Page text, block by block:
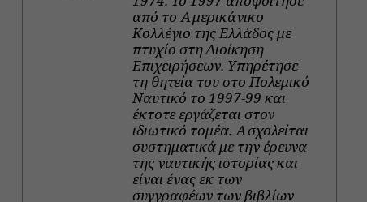
από το Αμερικάνικο
Κολλέγιο της Ελλάδος με
πτυχίο στη Διοίκηση
Επιχειρήσεων. Υπηρέτησε
τη θητεία του στο Πολεμικό
Ναυτικό το 1997-99 και
έκτοτε εργάζεται στον
ιδιωτικό τομέα. Ασχολείται
συστηματικά με την έρευνα
της ναυτικής ιστορίας και
είναι ένας εκ των
συγγραφέων των βιβλίων